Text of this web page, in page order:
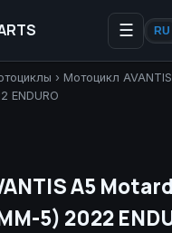
☰ RU
› Мотоцикл
ENDURO
A5 Motard
5) 2022